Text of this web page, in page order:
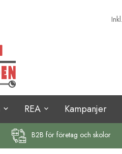
REA Kampanjer
B2B för företag och skolor